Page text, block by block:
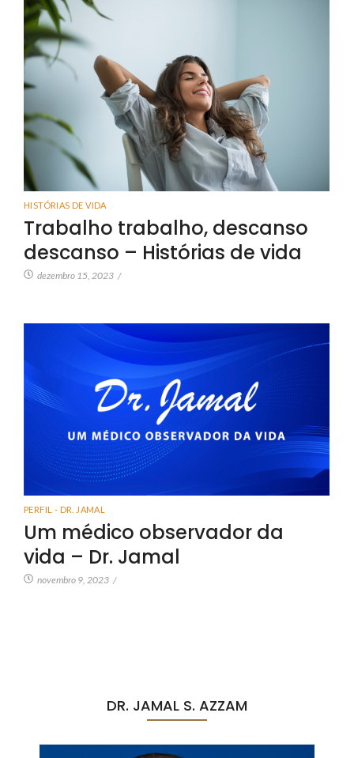
HISTÓRIAS DE VIDA
Trabalho trabalho, descanso
descanso – Histórias de vida
dezembro 15, 2023 /
PERFIL - DR. JAMAL
Um médico observador da
vida – Dr. Jamal
novembro 9, 2023 /
DR. JAMAL S. AZZAM